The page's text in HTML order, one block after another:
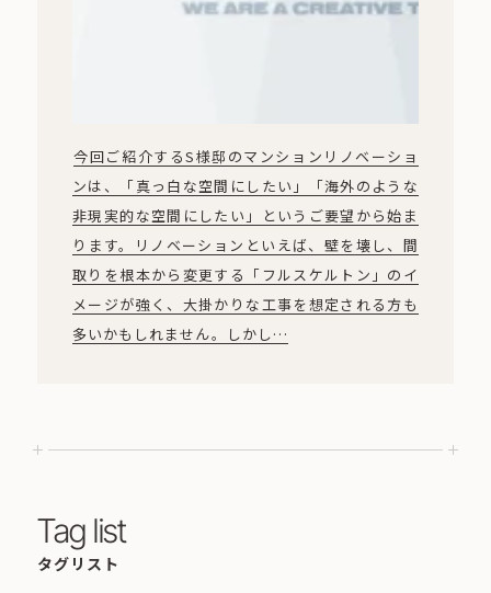
今回ご紹介するS様邸のマンションリノベーショ
ンは、「真っ白な空間にしたい」「海外のような
非現実的な空間にしたい」というご要望から始ま
ります。リノベーションといえば、壁を壊し、間
取りを根本から変更する「フルスケルトン」のイ
メージが強く、大掛かりな工事を想定される方も
多いかもしれません。しかし…
Tag list
タグリスト